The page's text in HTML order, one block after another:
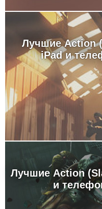
Лучшие Action
iPad и
Лучшие Action
и